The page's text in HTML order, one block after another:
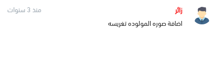
زائر
منذ 3 سنوات
اضافة صوره المولوده تغريسه